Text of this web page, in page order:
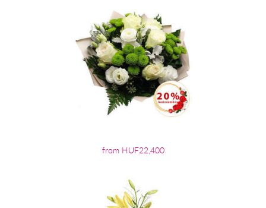
from HUF22,400